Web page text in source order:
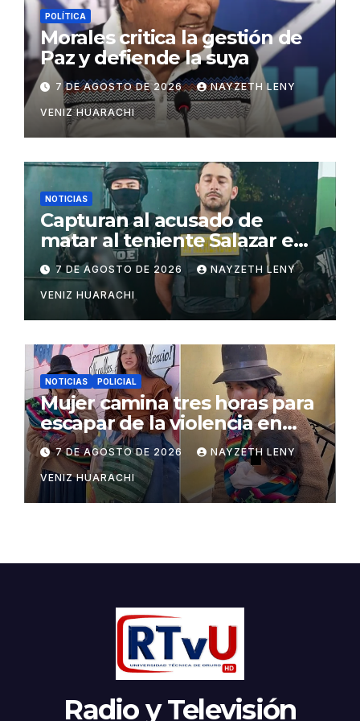
POLÍTICA
Morales critica la gestión de
Paz y defiende la suya
7 DE AGOSTO DE 2026 NAYZETH LENY
VENIZ HUARACHI
NOTICIAS
Capturan al acusado de
matar al teniente Salazar en
San Matías
7 DE AGOSTO DE 2026 NAYZETH LENY
VENIZ HUARACHI
NOTICIAS POLICIAL
Mujer camina tres horas para
escapar de la violencia en
Potosí
7 DE AGOSTO DE 2026 NAYZETH LENY
VENIZ HUARACHI
Radio y Televisión